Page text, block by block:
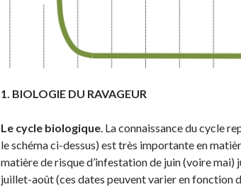
1. BIOLOGIE DU RAVAGEUR
Le cycle biologique. La connaissance du cycle
le schéma ci-dessus) est très importante en
matière de risque d’infestation de juin (voire mai)
juillet-août (ces dates peuvent varier en fonction